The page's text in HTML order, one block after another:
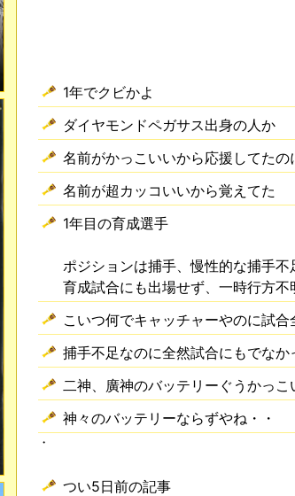
1年でクビかよ
ダイヤモンドペガサス出身の人か
名前がかっこいいから応援してたの
名前が超カッコいいから覚えてた
1年目の育成選手
ポジションは捕手、慢性的な捕手
育成試合にも出場せず、一時行方不
こいつ何でキャッチャーやのに試合
捕手不足なのに全然試合にもでなか
二神、廣神のバッテリーぐうかっこ
神々のバッテリーならずやね・・
・
つい5日前の記事